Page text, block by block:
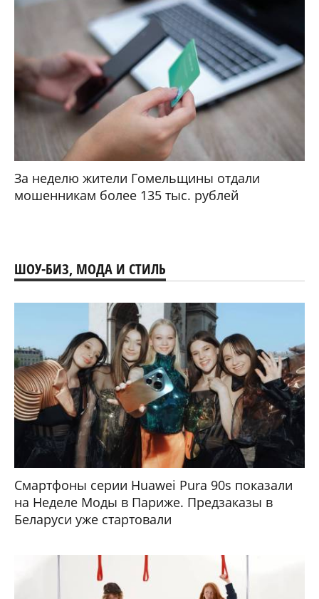
За неделю жители Гомельщины отдали
мошенникам более 135 тыс. рублей
ШОУ-БИЗ, МОДА И СТИЛЬ
Смартфоны серии Huawei Pura 90s показали
на Неделе Моды в Париже. Предзаказы в
Беларуси уже стартовали